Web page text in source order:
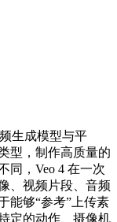
生成模型与平
型，制作高质量的
同，Veo 4 在一次
、视频片段、音频
能够“参考”上传素
定的动作、摄像机